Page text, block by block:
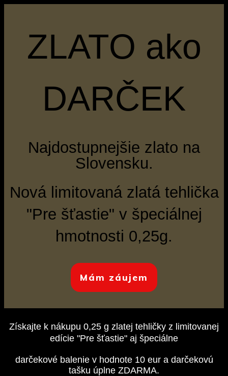
ZLATO ako
DARČEK
Najdostupnejšie zlato na
Slovensku.
Nová limitovaná zlatá tehlička
"Pre šťastie" v špeciálnej
hmotnosti 0,25g.
Mám záujem
Získajte k nákupu 0,25 g zlatej tehličky z limitovanej
edície "Pre šťastie" aj špeciálne
darčekové balenie v hodnote 10 eur a darčekovú
tašku úplne ZDARMA.